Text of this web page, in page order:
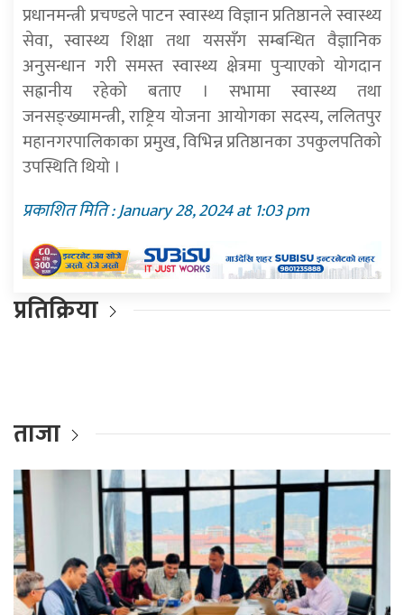
प्रधानमन्त्री प्रचण्डले पाटन स्वास्थ्य विज्ञान प्रतिष्ठानले स्वास्थ्य
सेवा, स्वास्थ्य शिक्षा तथा यससँग सम्बन्धित वैज्ञानिक
अनुसन्धान गरी समस्त स्वास्थ्य क्षेत्रमा पुर्‍याएको योगदान
सह्रानीय रहेको बताए । सभामा स्वास्थ्य तथा
जनसङ्ख्यामन्त्री, राष्ट्रिय योजना आयोगका सदस्य, ललितपुर
महानगरपालिकाका प्रमुख, विभिन्न प्रतिष्ठानका उपकुलपतिको
उपस्थिति थियो ।
प्रकाशित मिति : January 28, 2024 at 1:03 pm
प्रतिक्रिया
ताजा